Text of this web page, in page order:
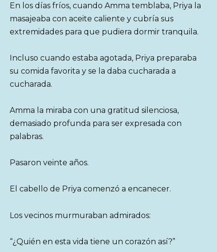
En los días fríos, cuando Amma temblaba, Priya la
masajeaba con aceite caliente y cubría sus
extremidades para que pudiera dormir tranquila.
Incluso cuando estaba agotada, Priya preparaba
su comida favorita y se la daba cucharada a
cucharada.
Amma la miraba con una gratitud silenciosa,
demasiado profunda para ser expresada con
palabras.
Pasaron veinte años.
El cabello de Priya comenzó a encanecer.
Los vecinos murmuraban admirados:
“¿Quién en esta vida tiene un corazón así?”